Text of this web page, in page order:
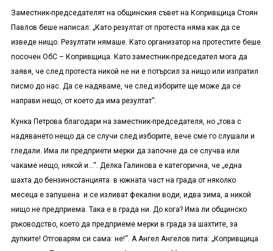
Заместник-председателят на общинския съвет на Копривщица Стоян
Павлов беше написал: „Като резултат от протеста няма как да се
изведе нищо. Резултати нямаше. Като организатор на протестите беше
посочен ОбС – Копривщица. Като заместник-председател мога да
заявя, че след протеста никой не ни е потърсил за нищо или изпратил
писмо до нас. Да се надяваме, че след изборите ще може да се
направи нещо, от което да има резултат“.
Кунка Петрова благодари на заместник-председателя, но „това с
надяването нещо да се случи след изборите, вече сме го слушали и
гледали. Има ли предприети мерки да започне да се случва или
чакаме нещо, някой и…“. Делка Галинова е категорична, че „една
шахта до бензиностанцията в южната част на града от няколко
месеца е запушена и се изливат фекални води, идва зима, а никой
нищо не предприема. Така е в града ни. До кога? Има ли общинско
ръководство, което да предприеме мерки в града за шахтите, за
дупките! Отговарям си сама: не!“. А Ангел Ангелов пита: „Копривщица